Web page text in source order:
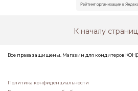
К началу
Все права защищены. Магазин для кондитеров
Политика конфиденциальности